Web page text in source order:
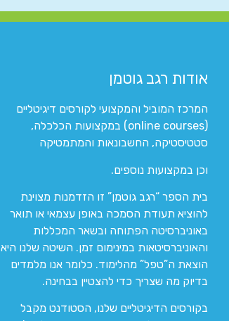
אודות רגב גוטמן
המרכז המוביל והמקצועי לקורסים דיגיטליים
(online courses) במקצועות הכלכלה,
סטטיסטיקה, החשבונאות והמתמטיקה
וכן במקצועות נוספים.
בית הספר “רגב גוטמן” זו הזדמנות מצוינת
להוציא תעודת הסמכה באופן עצמאי או תואר
באוניברסיטה הפתוחה ובשאר המכללות
והאוניברסיטאות במינימום זמן. השיטה שלנו היא
הוצאת ה”טפל” מהלימוד. כלומר אנו מלמדים
בדיוק מה שצריך כדי להצטיין בבחינה.
בקורסים הדיגיטליים שלנו, הסטודנט מקבל